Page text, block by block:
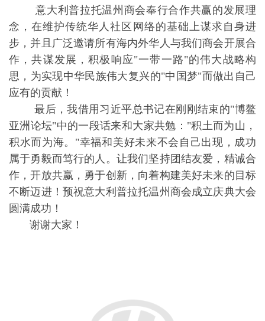
意大利普拉托温州商会奉行合作共赢的发展理
念，在维护传统华人社区网络的基础上谋求自身进
步，并且广泛邀请所有海内外华人与我们商会开展合
作，共谋发展，积极响应"一带一路"的伟大战略构
思，为实现中华民族伟大复兴的"中国梦"而做出自己
应有的贡献！
最后，我借用习近平总书记在刚刚结束的"博鳌
亚洲论坛"中的一段话来和大家共勉："积土而为山，
积水而为海。"幸福和美好未来不会自己出现，成功
属于勇毅而笃行的人。让我们坚持团结友爱，精诚合
作，开放共赢，勇于创新，向着构建美好未来的目标
不断迈进！预祝意大利普拉托温州商会成立庆典大会
圆满成功！
谢谢大家！